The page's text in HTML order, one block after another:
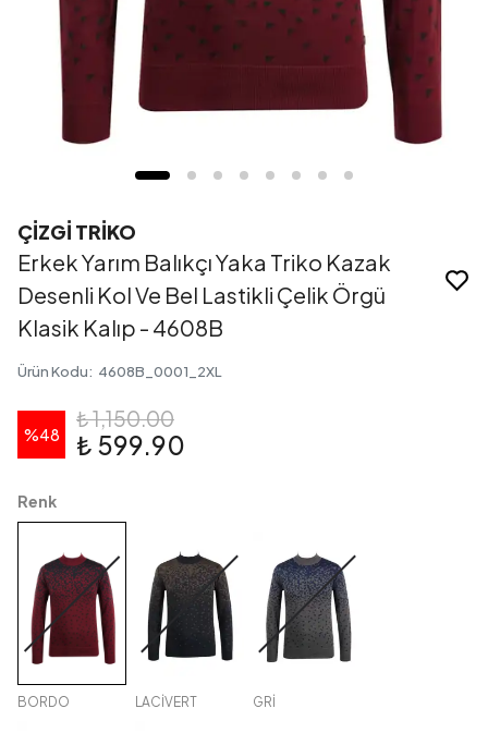
ÇİZGİ TRİKO
Erkek Yarım Balıkçı Yaka Triko Kazak
Desenli Kol Ve Bel Lastikli Çelik Örgü
Klasik Kalıp - 4608B
Ürün Kodu: 4608B_0001_2XL
%48
₺ 1,150.00
₺ 599.90
Renk
BORDO LACİVERT GRİ